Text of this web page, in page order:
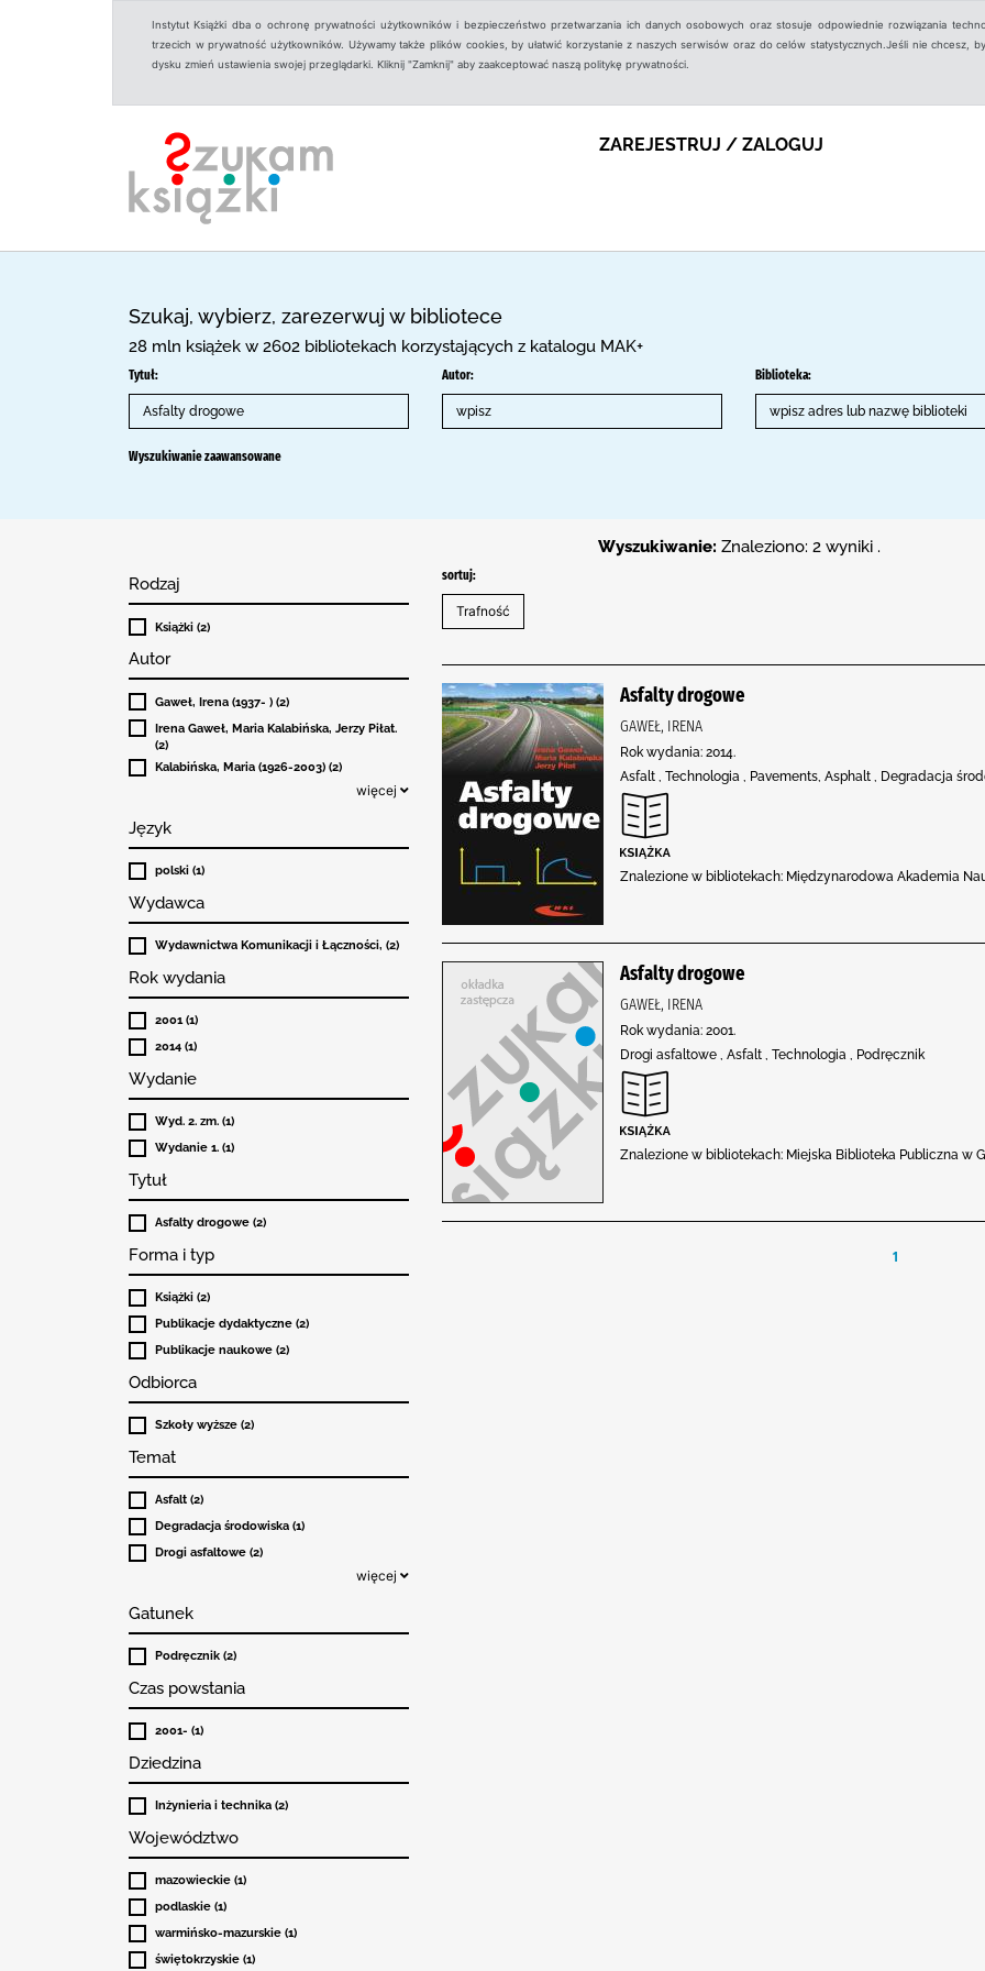
Instytut Książki dba o ochronę prywatności użytkowników i bezpieczeństwo przetwarzania ich danych osobowych oraz stosuje odpowiednie rozwiązania
trzecich w prywatność użytkowników. Używamy także plików cookies, by ułatwić korzystanie z naszych serwisów oraz do celów statystycznych.Jeśli nie chcesz,
dysku zmień ustawienia swojej przeglądarki. Kliknij "Zamknij" aby zaakceptować naszą politykę prywatności.
ZAREJESTRUJ / ZALOGUJ
Szukaj, wybierz, zarezerwuj w bibliotece
28 mln książek w 2602 bibliotekach korzystających z katalogu MAK+
Tytuł: Autor: Biblioteka:
Wyszukiwanie zaawansowane
Wyszukiwanie: Znaleziono: 2 wyniki .
Rodzaj
Książki (2)
Autor
Gaweł, Irena (1937- ) (2)
Irena Gaweł, Maria Kalabińska, Jerzy Piłat.
(2)
Kalabińska, Maria (1926-2003) (2)
więcej
Język
polski (1)
Wydawca
Wydawnictwa Komunikacji i Łączności, (2)
Rok wydania
2001 (1)
2014 (1)
Wydanie
Wyd. 2. zm. (1)
Wydanie 1. (1)
Tytuł
Asfalty drogowe (2)
Forma i typ
Książki (2)
Publikacje dydaktyczne (2)
Publikacje naukowe (2)
Odbiorca
Szkoły wyższe (2)
Temat
Asfalt (2)
Degradacja środowiska (1)
Drogi asfaltowe (2)
więcej
Gatunek
Podręcznik (2)
Czas powstania
2001- (1)
Dziedzina
Inżynieria i technika (2)
Województwo
mazowieckie (1)
podlaskie (1)
warmińsko-mazurskie (1)
świętokrzyskie (1)
sortuj:
Asfalty drogowe
GAWEŁ, IRENA
Rok wydania: 2014.
Asfalt , Technologia , Pavements, Asphalt , Degradacja
Znalezione w bibliotekach: Międzynarodowa Akademia
Asfalty drogowe
GAWEŁ, IRENA
Rok wydania: 2001.
Drogi asfaltowe , Asfalt , Technologia , Podręcznik
Znalezione w bibliotekach: Miejska Biblioteka Publiczna w
1